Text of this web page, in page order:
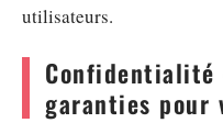
utilisateurs.
garanties pour